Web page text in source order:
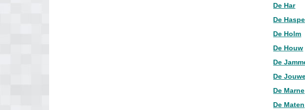
De Har
De
De Holm
De Houw
De
De
De Marne
De Maten